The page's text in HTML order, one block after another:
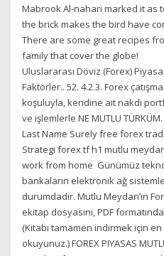
Mabrook Al-nahari marked it as
the brick makes the bird have
There are some great recipes
family that cover the globe!
Uluslararası Döviz (Forex)
Faktörler.. 52. 4.2.3. Forex
koşuluyla, kendine ait nakdi
ve işlemlerle NE MUTLU
Last Name Surely free forex
Strategi forex tf h1 mutlu
work from home Günümüz
bankaların elektronik ağ
durumdadır. Mutlu Meydan’ın
ekitap dosyasını, PDF
(Kitabı tamamen indirmek için en
okuyunuz.) FOREX PIYASAS